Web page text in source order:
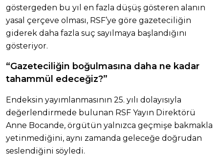
göstergeden bu yıl en fazla düşüş gösteren alanın
yasal çerçeve olması, RSF’ye göre gazeteciliğin
giderek daha fazla suç sayılmaya başlandığını
gösteriyor.
“Gazeteciliğin boğulmasına daha ne kadar
tahammül edeceğiz?”
Endeksin yayımlanmasının 25. yılı dolayısıyla
değerlendirmede bulunan RSF Yayın Direktörü
Anne Bocande, örgütün yalnızca geçmişe bakmakla
yetinmediğini, aynı zamanda geleceğe doğrudan
seslendiğini söyledi.